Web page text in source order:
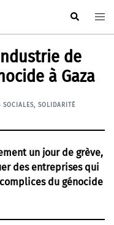
Rechercher
de
à Gaza
SOCIALES, SOLIDARITÉ
un jour de grève,
des entreprises qui
du génocide